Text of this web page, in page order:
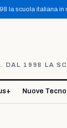
la scuola italiana in
DAL 1998 LA
Nuove